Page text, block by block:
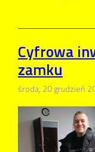
Cyfrowa
zamku
środa, 20 grudzień